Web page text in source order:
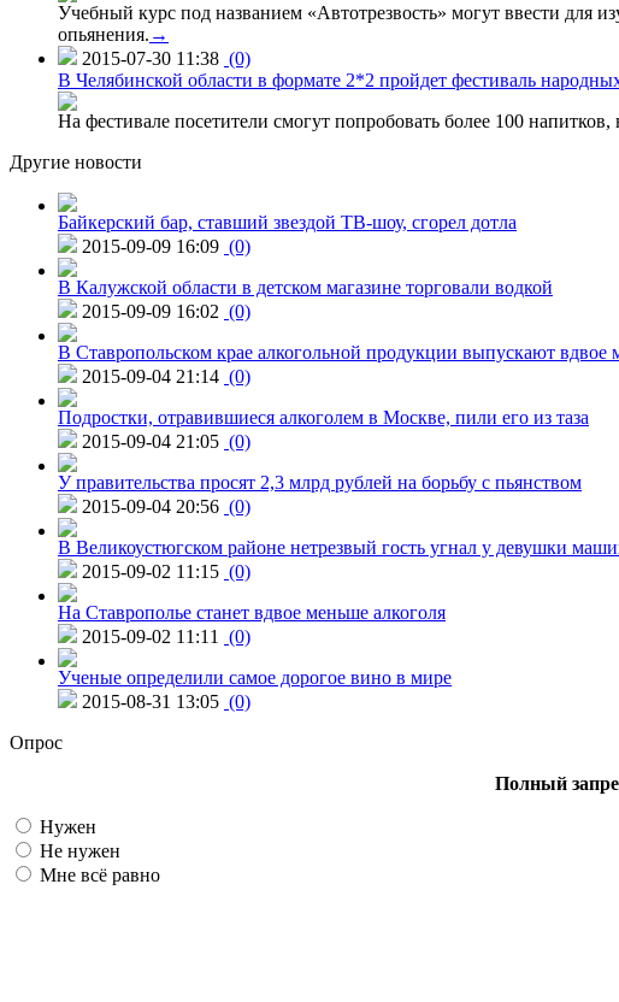
Учебный курс под названием «Автотрезвость» могут ввести для
опьянения. →
2015-07-30 11:38 (0)
В Челябинской области в формате 2*2 пройдет фестиваль
На фестивале посетители смогут попробовать более 100
Другие новости
Байкерский бар, ставший звездой ТВ-шоу, сгорел дотла
2015-09-09 16:09 (0)
В Калужской области в детском магазине торговали водкой
2015-09-09 16:02 (0)
В Ставропольском крае алкогольной продукции выпускают вдвое
2015-09-04 21:14 (0)
Подростки, отравившиеся алкоголем в Москве, пили его из таза
2015-09-04 21:05 (0)
У правительства просят 2,3 млрд рублей на борьбу с пьянством
2015-09-04 20:56 (0)
В Великоустюгском районе нетрезвый гость угнал у девушки
2015-09-02 11:15 (0)
На Ставрополье станет вдвое меньше алкоголя
2015-09-02 11:11
(0)
Ученые определили самое дорогое вино в мире
2015-08-31 13:05 (0)
Опрос
Полный
Нужен
Не нужен
Мне всё равно